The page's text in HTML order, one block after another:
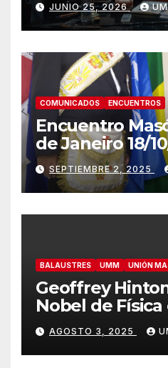
JUNIO 25, 2026
COMUNICADOS ENCUENTROS
Encuentro
de Janeiro 18/
SEPTIEMBRE 2, 2025
BALAUSTRES UMM UNIÓN
Geoffrey
Nobel de Física
AGOSTO 3, 2025